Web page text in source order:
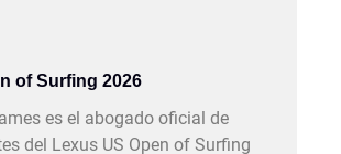
of Surfing 2026
es el abogado oficial de
del Lexus US Open of Surfing